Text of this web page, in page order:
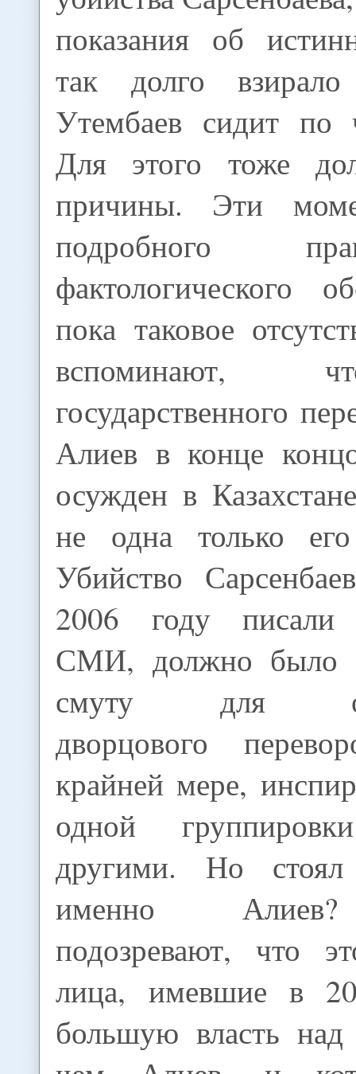
показания об
так долго
Утембаев сидит по
Для этого тоже
причины. Эти
подробного
фактологического
пока таковое
вспоминают,
государственного
Алиев в конце
осужден в
не одна только его
Убийство
2006 году писали
СМИ, должно было
смуту для
дворцового
крайней мере,
одной
другими. Но
именно
подозревают, что
лица, имевшие в
большую власть